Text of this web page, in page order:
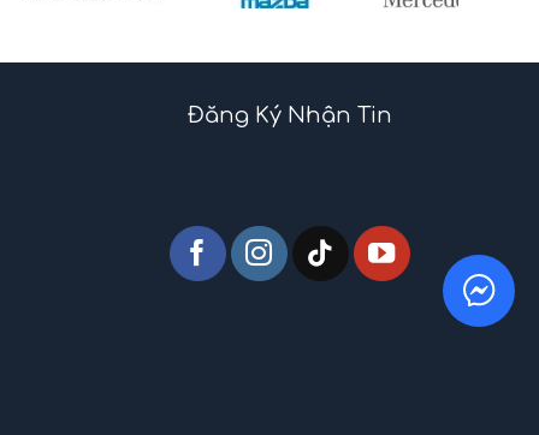
Đăng Ký Nhận Tin